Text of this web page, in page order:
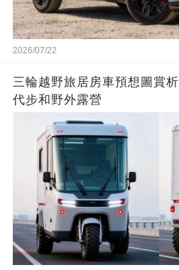
2026/07/22
三輪越野旅居房車預想圖賞
代步和野外露營